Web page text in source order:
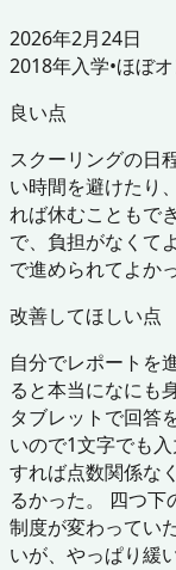
2026年2月24日
2018年入学•ほぼ
良い点
スクーリングの日
い時間を避けたり
れば休むこともで
で、負担がなくて
で進められてよかっ
改善してほしい点
自分でレポートを
ると本当になにも
タブレットで回答
いので1文字でも
すれば点数関係な
るかった。 四つ下
制度が変わってい
いが、やっぱり緩